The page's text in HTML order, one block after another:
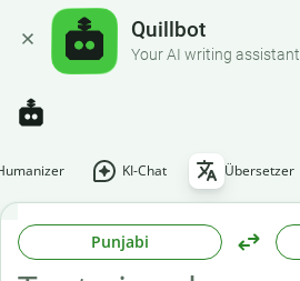
Quillbot
Your AI writing assistant
KI-Chat Übersetzer
Punjabi